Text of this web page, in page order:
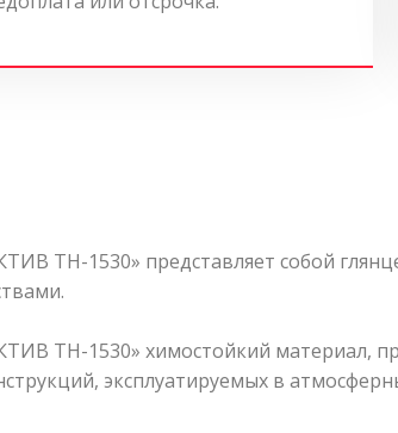
ТН-1530» представляет собой
ТН-1530» химостойкий материал,
эксплуатируемых в